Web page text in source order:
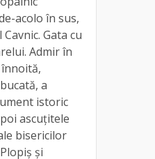
acolo în sus,
Gata cu
Admir în
a
istoric
ascuțitele
bisericilor
și